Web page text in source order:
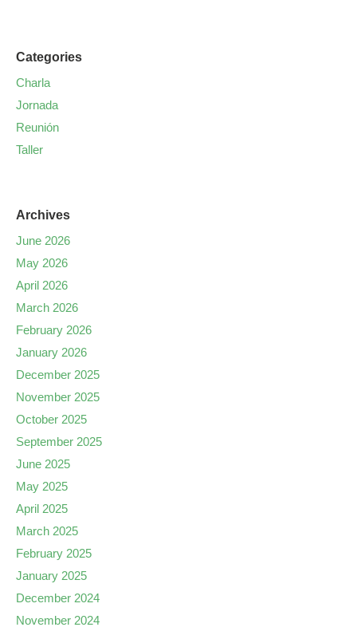
Categories
Charla
Jornada
Reunión
Taller
Archives
June 2026
May 2026
April 2026
March 2026
February 2026
January 2026
December 2025
November 2025
October 2025
September 2025
June 2025
May 2025
April 2025
March 2025
February 2025
January 2025
December 2024
November 2024